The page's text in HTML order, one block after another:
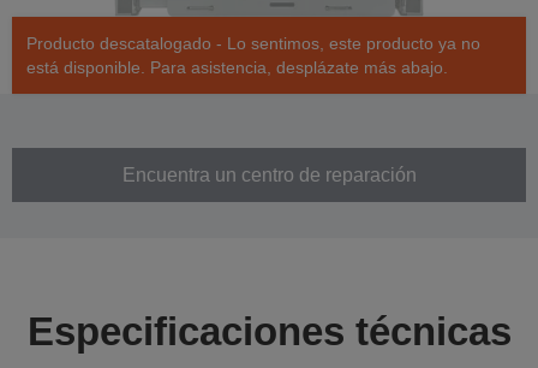
Producto descatalogado - Lo sentimos, este producto ya no
está disponible. Para asistencia, desplázate más abajo.
Encuentra un centro de reparación
Especificaciones técnicas